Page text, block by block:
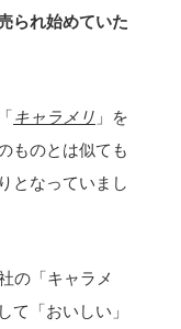
られ始めていた
キャラメリ 」を
ものとは似ても
となっていまし
の「キャラメ
て「おいしい」